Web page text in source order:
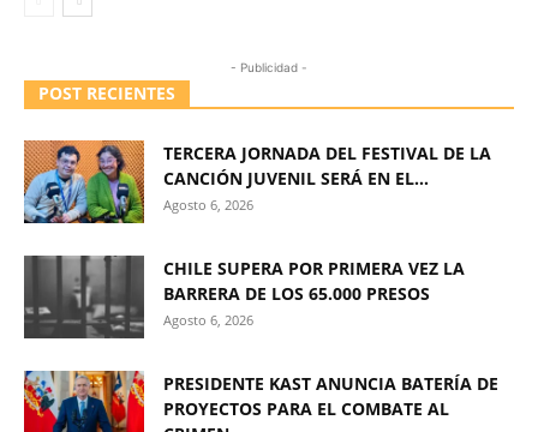
- Publicidad -
POST RECIENTES
TERCERA JORNADA DEL FESTIVAL DE LA
CANCIÓN JUVENIL SERÁ EN EL...
Agosto 6, 2026
CHILE SUPERA POR PRIMERA VEZ LA
BARRERA DE LOS 65.000 PRESOS
Agosto 6, 2026
PRESIDENTE KAST ANUNCIA BATERÍA DE
PROYECTOS PARA EL COMBATE AL